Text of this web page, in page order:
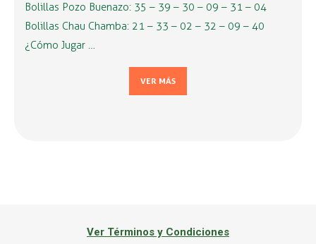
Bolillas Pozo Buenazo: 35 – 39 – 30 – 09 – 31 – 04
Bolillas Chau Chamba: 21 – 33 – 02 – 32 – 09 – 40
¿Cómo Jugar …
VER MÁS
Ver Términos y Condiciones